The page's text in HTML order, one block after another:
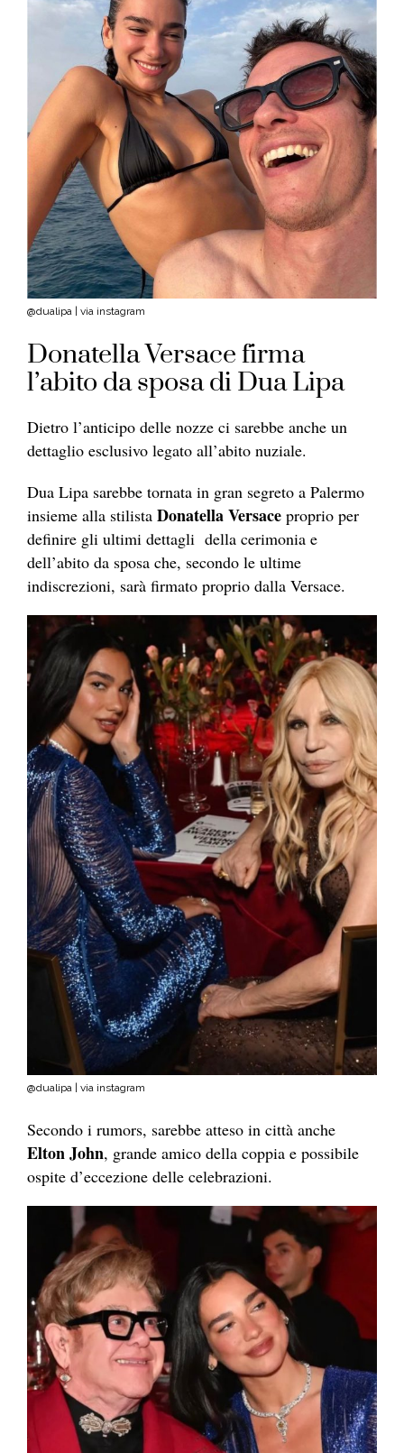
@dualipa | via instagram
Donatella Versace firma
l’abito da sposa di Dua Lipa
Dietro l’anticipo delle nozze ci sarebbe anche un
dettaglio esclusivo legato all’abito nuziale.
Dua Lipa sarebbe tornata in gran segreto a Palermo
insieme alla stilista Donatella Versace proprio per
definire gli ultimi dettagli della cerimonia e
dell’abito da sposa che, secondo le ultime
indiscrezioni, sarà firmato proprio dalla Versace.
@dualipa | via instagram
Secondo i rumors, sarebbe atteso in città anche
Elton John, grande amico della coppia e possibile
ospite d’eccezione delle celebrazioni.